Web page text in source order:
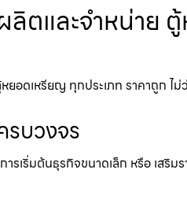
ตและจำหน่าย
ดเหรียญ ทุกประเภท ราคาถูก
บวงจร
รเริ่มต้นธุรกิจขนาดเล็ก หรือ เส